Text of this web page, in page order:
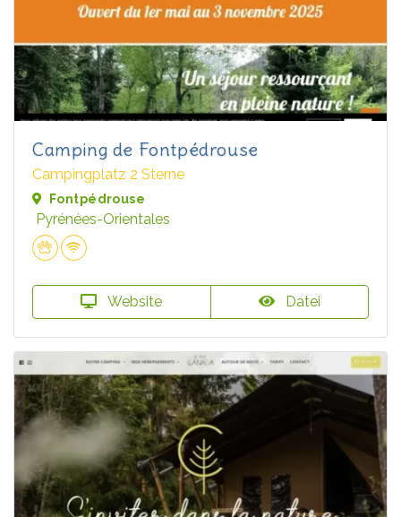
Camping de Fontpédrouse
Campingplatz 2 Sterne
Fontpédrouse
Pyrénées-Orientales
Website Datei